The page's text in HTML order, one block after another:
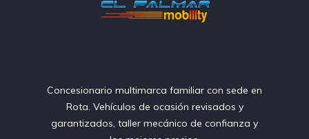
Concesionario multimarca familiar con sede en
Rota. Vehículos de ocasión revisados y
garantizados, taller mecánico de confianza y